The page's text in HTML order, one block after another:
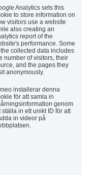
Analytics sets this
to store information on
visitors use a website
also creating an
report of the
performance. Some
collected data includes
number of visitors, their
and the pages they
anonymously.
installerar denna
för att samla in
genom
ställa in ett unikt ID för att
in videor på